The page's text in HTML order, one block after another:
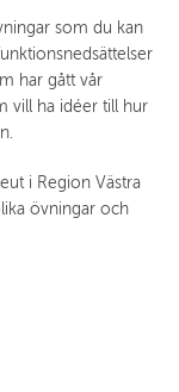
som du kan
har gått vår
vill ha idéer till hur
i Region Västra
övningar och